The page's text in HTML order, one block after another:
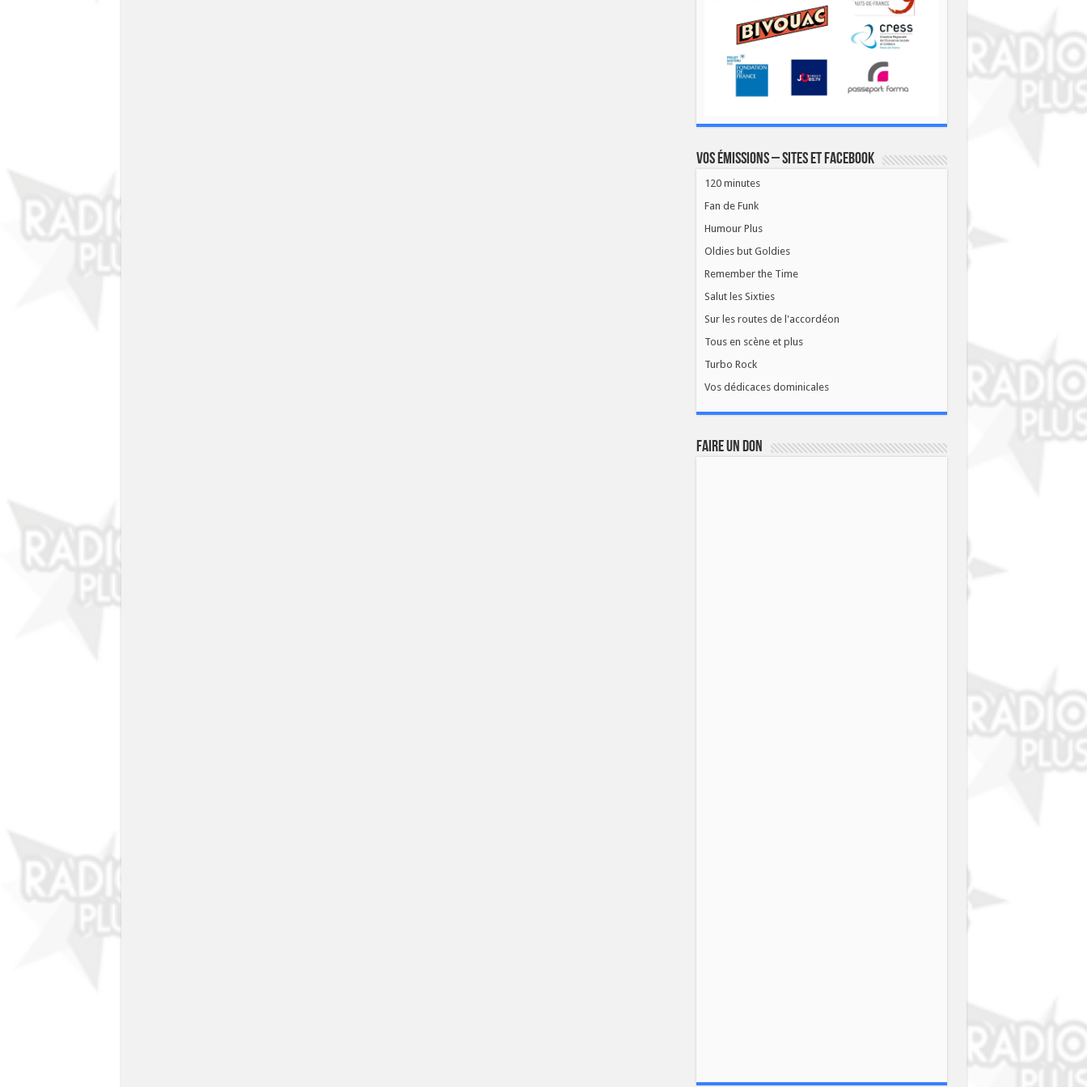
Vos émissions – Sites et Facebook
120 minutes
Fan de Funk
Humour Plus
Oldies but Goldies
Remember the Time
Salut les Sixties
Sur les routes de l'accordéon
Tous en scène et plus
Turbo Rock
Vos dédicaces dominicales
FAIRE UN DON